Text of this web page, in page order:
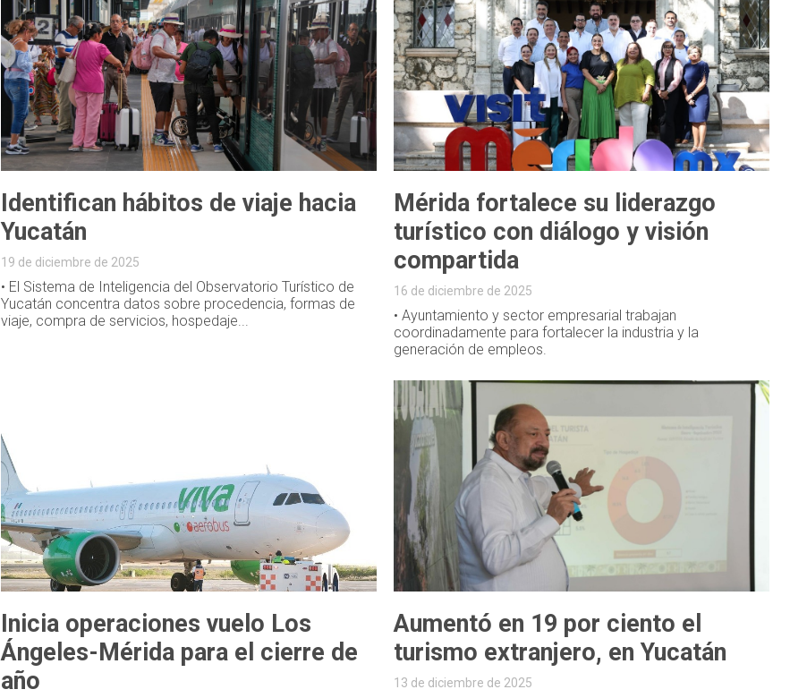
Identifican hábitos de viaje hacia
Yucatán
19 de diciembre de 2025
• El Sistema de Inteligencia del Observatorio Turístico de
Yucatán concentra datos sobre procedencia, formas de
viaje, compra de servicios, hospedaje...
Mérida fortalece su liderazgo
turístico con diálogo y visión
compartida
16 de diciembre de 2025
• Ayuntamiento y sector empresarial trabajan
coordinadamente para fortalecer la industria y la
generación de empleos.
Inicia operaciones vuelo Los
Ángeles-Mérida para el cierre de
año
Aumentó en 19 por ciento el
turismo extranjero, en Yucatán
13 de diciembre de 2025